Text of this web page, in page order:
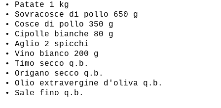
• Patate 1 kg
• Sovracosce di pollo 650 g
• Cosce di pollo 350 g
• Cipolle bianche 80 g
• Aglio 2 spicchi
• Vino bianco 200 g
• Timo secco q.b.
• Origano secco q.b.
• Olio extravergine d'oliva q.b.
• Sale fino q.b.